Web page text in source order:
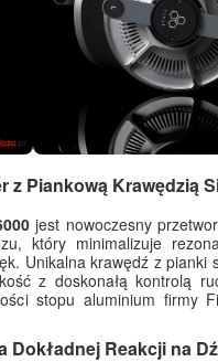
z Piankową Krawędzią
jest nowoczesny
który minimalizuje
Unikalna krawędź z pianki
z doskonałą kontrolą
stopu aluminium firmy
Dokładnej Reakcji na